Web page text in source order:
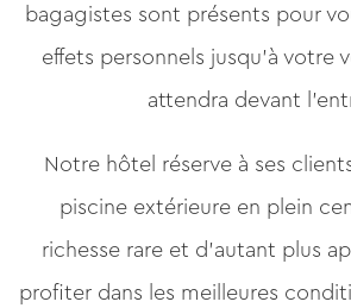
bagagistes sont présents pour
effets personnels jusqu’à votre
attendra devant
Notre hôtel réserve à ses
piscine extérieure en plein
richesse rare et d’autant plus
profiter dans les meilleures